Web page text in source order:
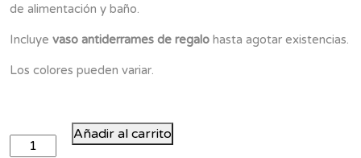
de alimentación y baño.
Incluye vaso antiderrames de regalo hasta agotar existencias.
Los colores pueden variar.
Kit
Cuidado
Añadir al carrito